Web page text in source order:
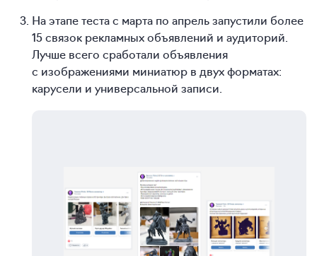
На этапе теста с марта по апрель запустили более
15 связок рекламных объявлений и аудиторий.
Лучше всего сработали объявления
с изображениями миниатюр в двух форматах:
карусели и универсальной записи.